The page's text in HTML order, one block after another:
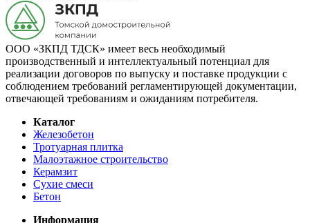
ООО «ЗКПД ТДСК» имеет весь необходимый
производственный и интеллектуальный потенциал для
реализации договоров по выпуску и поставке продукции с
соблюдением требований регламентирующей документации,
отвечающей требованиям и ожиданиям потребителя.
Каталог
Железобетон
Тротуарная плитка
Малоэтажное строительство
Керамзит
Сухие смеси
Бетон
Информация